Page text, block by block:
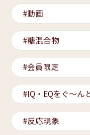
動画
糖混合物
会員限定
IQ・EQをぐ～ん
反応現象